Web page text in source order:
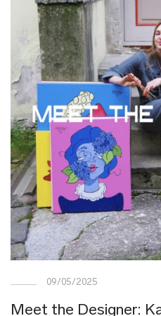
09/05/2025
Meet the Designer: